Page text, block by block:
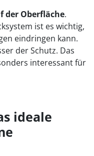
der Oberfläche.
ist es wichtig,
eindringen kann.
der Schutz. Das
interessant für
ideale